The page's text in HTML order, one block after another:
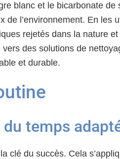
blanc et le bicarbonate de
de l’environnement. En les
rejetés dans la nature
des solutions de
et durable.
du temps
clé du succès. Cela